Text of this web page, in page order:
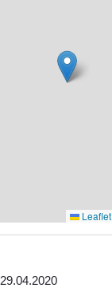
Leaflet
29.04.2020